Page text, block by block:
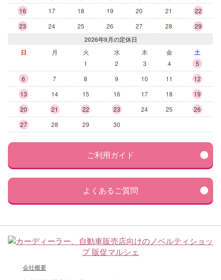
16
17 18 19 20 21
22
23
24 25 26 27 28 29
2026年9月の定休日
日
月 火 水 木 金 土
1 2 3 4
5
6
7 8 9 10 11
12
13
14 15 16 17 18
19
20
21 22 23 24 25
26
27
28 29 30
ご利用ガイド
よくあるご質問
会社概要